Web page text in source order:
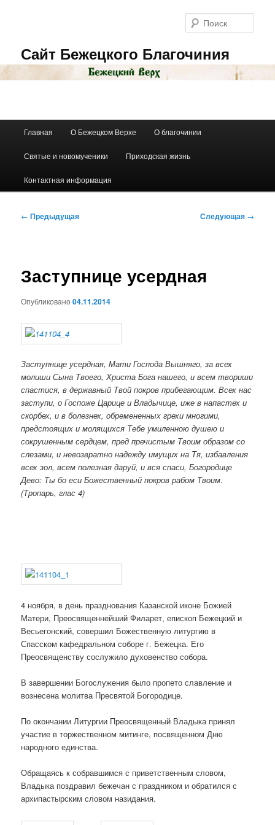
Сайт Бежецкого Благочиния
Главная О Бежецком Верхе О благочинии
Святые и новомученики Приходская жизнь
Контактная информация
Навигация
← Предыдущая Следующая →
Заступнице усердная
Опубликовано04.11.2014
Заступнице усердная, Мати Господа Вышняго, за всех
молиши Сына Твоего, Христа Бога нашего, и всем твориши
спастися, в державный Твой покров прибегающим. Всех нас
заступи, о Госпоже Царице и Владычице, иже в напастех и
скорбех, и в болезнех, обремененных грехи многими,
предстоящих и молящихся Тебе умиленною душею и
сокрушенным сердцем, пред пречистым Твоим образом со
слезами, и невозвратно надежду имущих на Тя, избавления
всех зол, всем полезная даруй, и вся спаси, Богородице
Дево: Ты бо еси Божественный покров рабом Твоим.
(Тропарь, глас 4)
4 ноября, в день празднования Казанской иконе Божией
Матери, Преосвященнейший Филарет, епископ Бежецкий и
Весьегонский, совершил Божественную литургию в
Спасском кафедральном соборе г. Бежецка. Его
Преосвященству сослужило духовенство собора.
В завершении Богослужения было пропето славление и
вознесена молитва Пресвятой Богородице.
По окончании Литургии Преосвященный Владыка принял
участие в торжественном митинге, посвященном Дню
народного единства.
Обращаясь к собравшимся с приветственным словом,
Владыка поздравил бежечан с праздником и обратился с
архипастырским словом назидания.